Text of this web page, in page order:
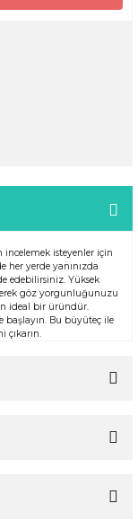
incelemek isteyenler için
her yerde yanınızda
edebilirsiniz. Yüksek
göz yorgunluğunuzu
ideal bir üründür.
başlayın. Bu büyüteç ile
çıkarın.